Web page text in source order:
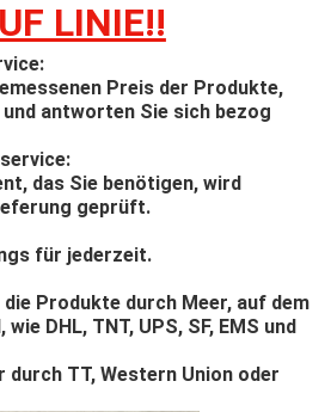
LINIE!!
Preis der Produkte,
antworten Sie sich bezog
das Sie benötigen, wird
geprüft.
für jederzeit.
Produkte durch Meer, auf dem
DHL, TNT, UPS, SF, EMS und
durch TT, Western Union oder